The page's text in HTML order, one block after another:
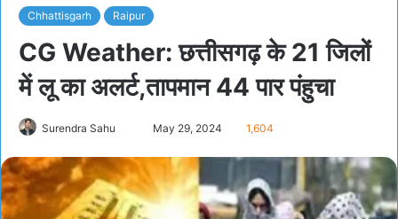
Chhattisgarh Raipur
CG Weather: छत्तीसगढ़ के 21 जिलों
में लू का अलर्ट,तापमान 44 पार पंहुचा
Surendra Sahu
email
May 29, 2024 1,604